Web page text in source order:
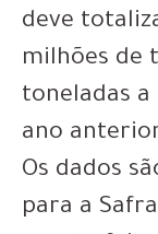
deve
milhões de
toneladas a
ano
Os dados
para a